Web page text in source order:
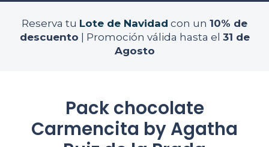
Reserva tu Lote de Navidad con un 10% de
descuento | Promoción válida hasta el 31 de
Agosto
Pack chocolate
Carmencita by Agatha